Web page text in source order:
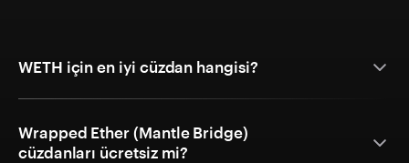
WETH için en iyi cüzdan hangisi?
Wrapped Ether (Mantle Bridge)
cüzdanları ücretsiz mi?